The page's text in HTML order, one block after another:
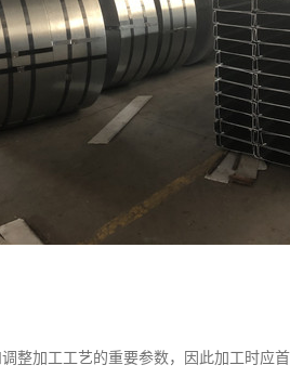
整加工工艺的重要参数，因此加工时应首